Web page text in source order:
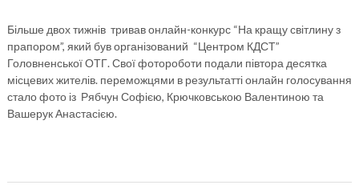
Більше двох тижнів тривав онлайн-конкурс “На кращу світлину з
прапором”, який був організований “Центром КДСТ”
Головненської ОТГ. Свої фотороботи подали півтора десятка
місцевих жителів. переможцями в результатті онлайн голосування
стало фото із Рябчун Софією, Крючковською Валентиною та
Вашерук Анастасією.